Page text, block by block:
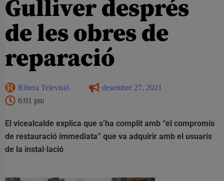
Gulliver després
de les obres de
reparació
Ribera Televisió
desembre 27, 2021
6:01 pm
El vicealcalde explica que s’ha complit amb “el compromís
de restauració immediata” que va adquirir amb el usuaris
de la instal·lació